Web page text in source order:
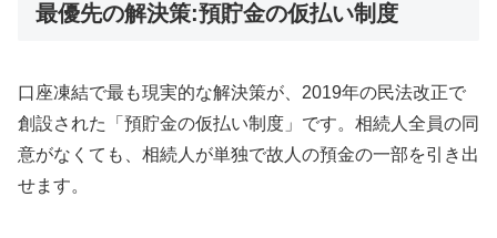
最優先の解決策:預貯金の仮払い制度
口座凍結で最も現実的な解決策が、2019年の民法改正で
創設された「預貯金の仮払い制度」です。相続人全員の同
意がなくても、相続人が単独で故人の預金の一部を引き出
せます。